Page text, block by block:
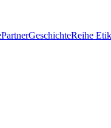
PartnerGeschichteReihe